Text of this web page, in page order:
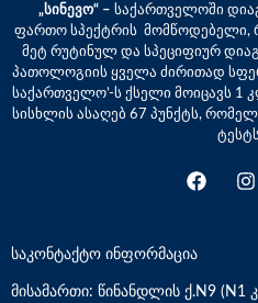
„სინევო“ – საქართველოში
ფართო სპექტრის მომწოდებელი,
მეტ რუტინულ და სპეციფიურ
პათოლოგიის ყველა ძირითად
საქართველო’-ს ქსელი მოიცავს
სისხლის ასაღებ 67 პუნქტს,
საკონტაქტო ინფორმაცია
მისამართი: წინანდლის ქ.N9 (N1